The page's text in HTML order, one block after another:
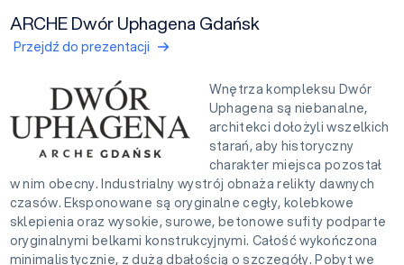
ARCHE Dwór Uphagena Gdańsk
Przejdź do prezentacji
Wnętrza kompleksu Dwór
Uphagena są niebanalne,
architekci dołożyli wszelkich
starań, aby historyczny
charakter miejsca pozostał
w nim obecny. Industrialny wystrój obnaża relikty dawnych
czasów. Eksponowane są oryginalne cegły, kolebkowe
sklepienia oraz wysokie, surowe, betonowe sufity podparte
oryginalnymi belkami konstrukcyjnymi. Całość wykończona
minimalistycznie, z dużą dbałością o szczegóły. Pobyt we